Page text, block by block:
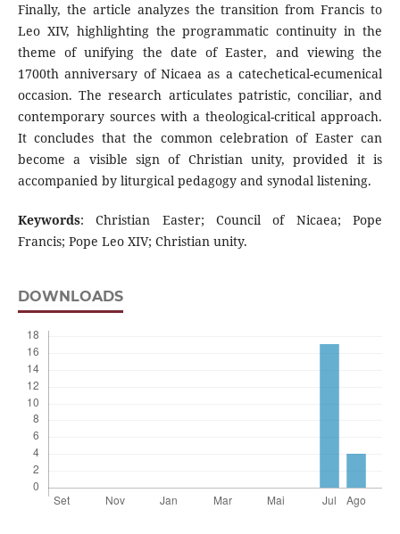
Finally, the article analyzes the transition from Francis to
Leo XIV, highlighting the programmatic continuity in the
theme of unifying the date of Easter, and viewing the
1700th anniversary of Nicaea as a catechetical-ecumenical
occasion. The research articulates patristic, conciliar, and
contemporary sources with a theological-critical approach.
It concludes that the common celebration of Easter can
become a visible sign of Christian unity, provided it is
accompanied by liturgical pedagogy and synodal listening.
Keywords: Christian Easter; Council of Nicaea; Pope
Francis; Pope Leo XIV; Christian unity.
DOWNLOADS